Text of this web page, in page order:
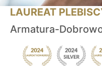
LAUREAT
Armatura-